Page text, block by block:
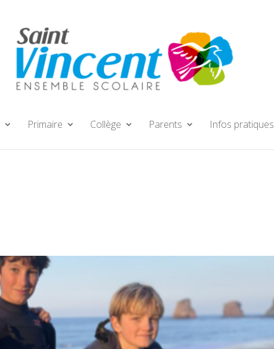
Primaire Collège Parents Infos pratiques